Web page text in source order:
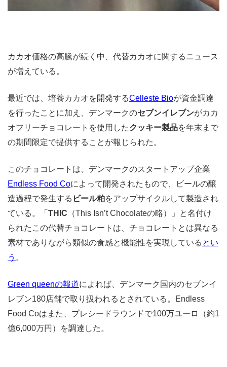
カカオ価格の高騰が続く中、代替カカオに関するニュース
が増えている。
最近では、培養カカオを開発するCelleste Bioが資金調達
を行ったことに加え、デンマークのセブンイレブンがカカ
オフリーチョコレートを使用したクッキー製品を年末まで
の期間限定で提供することが報じられた。
このチョコレートは、デンマークのスタートアップ企業
Endless Food Coによって開発されたもので、ビールの醸
造過程で発生する ビール粕をアップサイクルして製造され
ている。「 THIC （This Isn’t Chocolateの略）」と名付け
られたこの代替チョコレートは、チョコレートとは異なる
素材でありながら類似の食感と機能性を実現している とい
う 。
Green queenの報道によれば、デンマーク国内のセブンイ
レブン180店舗で取り扱われるとされている。Endless
Food Coはまた、プレシードラウンドで100万ユーロ（約1
億6,000万円）を調達した。